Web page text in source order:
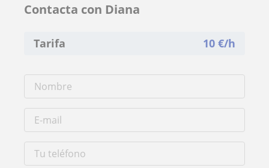
Contacta con Diana
Tarifa 10 €/h